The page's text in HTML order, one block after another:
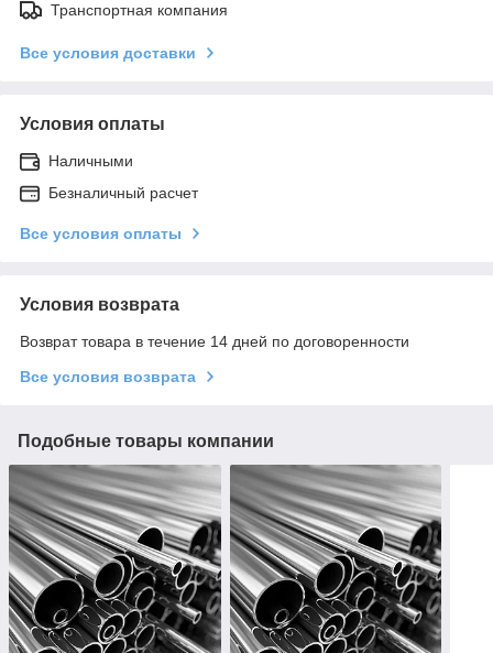
Транспортная компания
Все условия доставки
Условия оплаты
Наличными
Безналичный расчет
Все условия оплаты
Условия возврата
Возврат товара в течение 14 дней по договоренности
Все условия возврата
Подобные товары компании